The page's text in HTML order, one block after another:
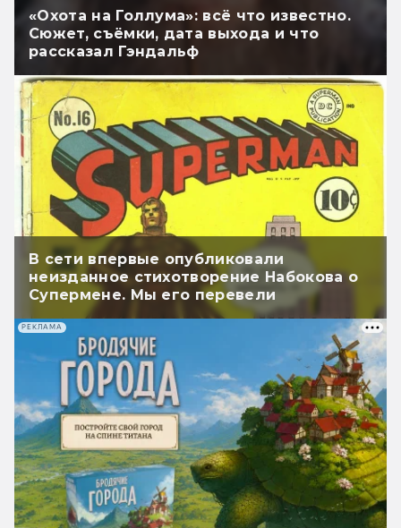
«Охота на Голлума»: всё что известно.
Сюжет, съёмки, дата выхода и что
рассказал Гэндальф
В сети впервые опубликовали
неизданное стихотворение Набокова о
Супермене. Мы его перевели
РЕКЛАМА